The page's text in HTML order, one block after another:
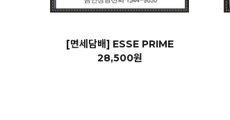
[면세담배] ESSE PRIME
28,500원